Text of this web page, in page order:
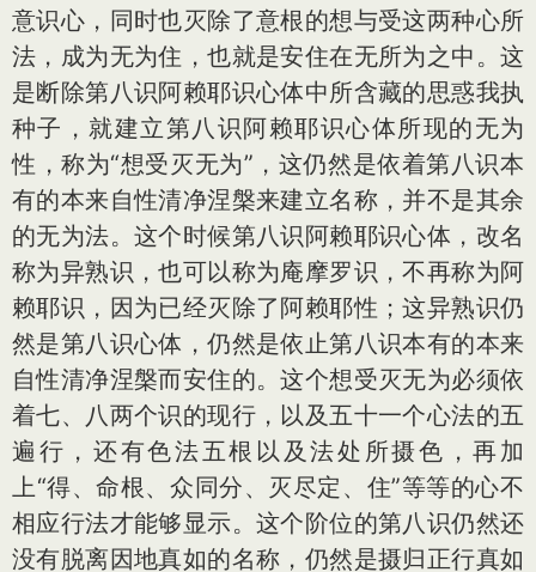
意识心，同时也灭除了意根的想与受这两种心所
法，成为无为住，也就是安住在无所为之中。这
是断除第八识阿赖耶识心体中所含藏的思惑我执
种子，就建立第八识阿赖耶识心体所现的无为
性，称为“想受灭无为”，这仍然是依着第八识本
有的本来自性清净涅槃来建立名称，并不是其余
的无为法。这个时候第八识阿赖耶识心体，改名
称为异熟识，也可以称为庵摩罗识，不再称为阿
赖耶识，因为已经灭除了阿赖耶性；这异熟识仍
然是第八识心体，仍然是依止第八识本有的本来
自性清净涅槃而安住的。这个想受灭无为必须依
着七、八两个识的现行，以及五十一个心法的五
遍行，还有色法五根以及法处所摄色，再加
上“得、命根、众同分、灭尽定、住”等等的心不
相应行法才能够显示。这个阶位的第八识仍然还
没有脱离因地真如的名称，仍然是摄归正行真如